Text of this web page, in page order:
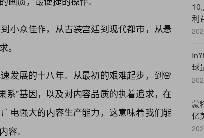
小众佳作，从古装宫廷到现代都市，从悬
。
发展的十八年。从最初的艰难起步，到🌸
系”基因，以及对内容品质的执着追求，在
电强大的内容生产能力，这意味着我们能
容。
衡
利
选
球
13
蒙
亿
门